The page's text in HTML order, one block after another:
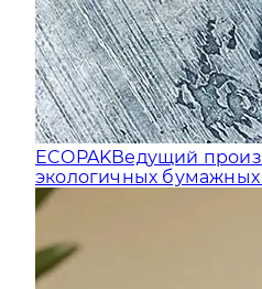
ECOPAKВедущий
экологичных бумажных